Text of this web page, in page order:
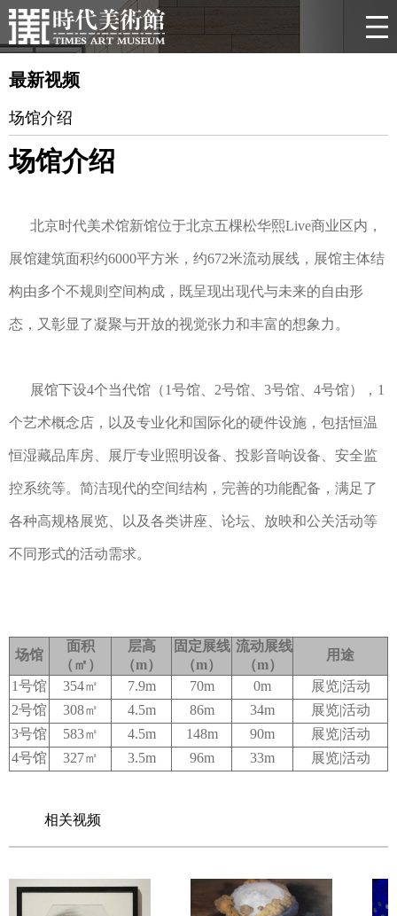
最新视频
场馆介绍
场馆介绍
北京时代美术馆新馆位于北京五棵松华熙Live商业区内，
展馆建筑面积约6000平方米，约672米流动展线，展馆主体结
构由多个不规则空间构成，既呈现出现代与未来的自由形
态，又彰显了凝聚与开放的视觉张力和丰富的想象力。
展馆下设4个当代馆（1号馆、 2号馆、 3号馆、 4号馆） ， 1
个艺术概念店 ，以及专业化和国际化的硬件设施，包括恒温
恒湿藏品库房、展厅专业照明设备、投影音响设备、安全监
控系统等。简洁现代的空间结构，完善的功能配备，满足了
各种高规格展览、以及各类讲座、论坛、放映和公关活动等
不同形式的活动需求。
场馆
面积
（㎡）
层高
（m）
固定展线
（m）
流动展线
（m）
用途
1号馆 354㎡ 7.9m 70m 0m
展览|活动
2号馆
308㎡ 4.5m 86m 34m
展览|活动
3号馆
583㎡ 4.5m 148m 90m
展览|活动
4号馆
327㎡ 3.5m 96m 33m 展览|活动
相关视频